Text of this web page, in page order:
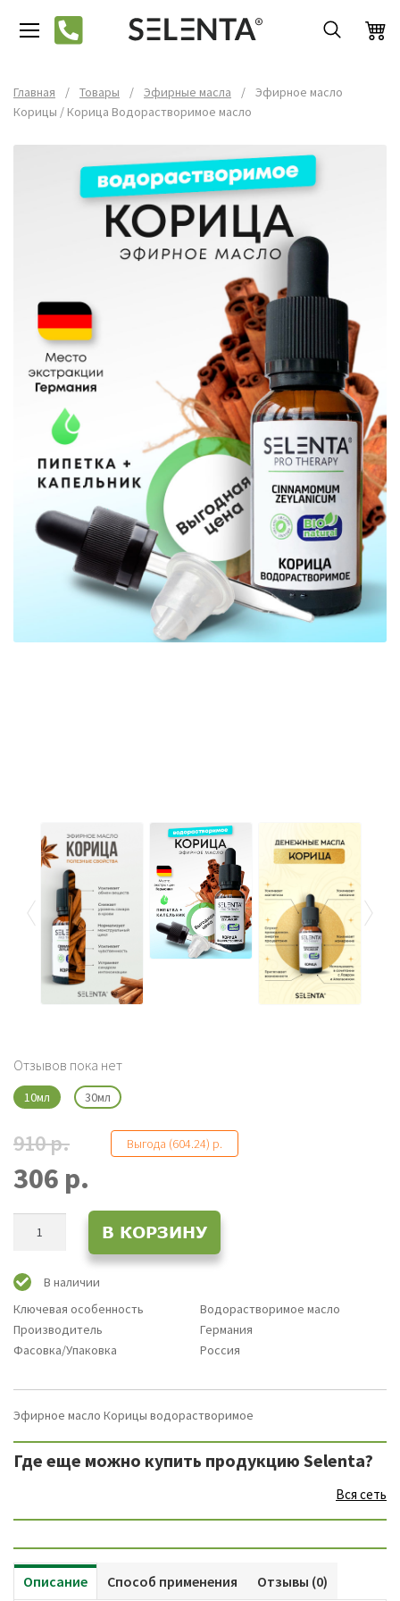
Главная / Товары / Эфирные масла /
Эфирное масло
Корицы / Корица Водорастворимое масло
Отзывов пока нет
10мл 30мл
910 р. Выгода (604.24) р.
306 р.
товара
Эфирное
масло
Корица
Водорастворимое
В КОРЗИНУ
В наличии
Ключевая особенность
Водорастворимое масло
Производитель
Германия
Фасовка/Упаковка
Россия
Эфирное масло Корицы водорастворимое
Где еще можно купить продукцию Selenta?
Вся сеть
Описание Способ применения Отзывы (0)